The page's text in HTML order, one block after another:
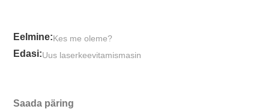
Eelmine:Kes me oleme?
Edasi:Uus laserkeevitamismasin
Saada päring